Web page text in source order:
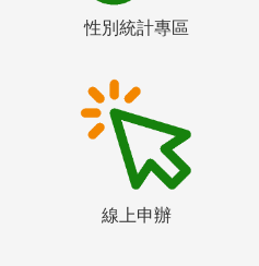
性別統計專區
線上申辦